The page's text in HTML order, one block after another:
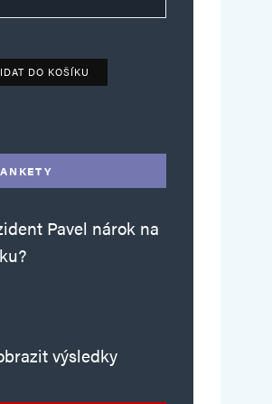
reklam množství
DO KOŠÍKU
ANKETY
Pavel nárok na
výsledky